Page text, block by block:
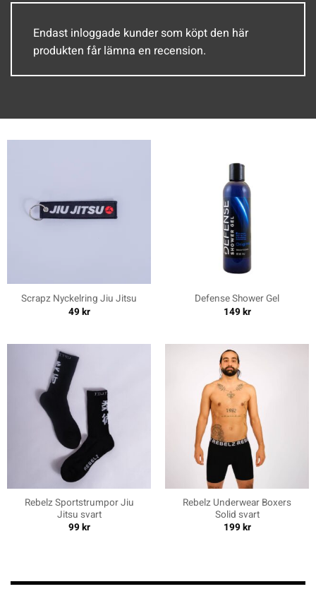
Endast inloggade kunder som köpt den här
produkten får lämna en recension.
Scrapz Nyckelring Jiu Jitsu
49kr
Defense Shower Gel
149kr
Rebelz Sportstrumpor Jiu
Jitsu svart
99kr
Rebelz Underwear Boxers
Solid svart
199kr